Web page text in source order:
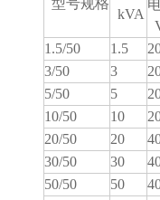
型号规格
kVA
1.5/50
1.5
3/50
3
5/50
5
10/50
10
20/50
20
30/50
30
50/50
50